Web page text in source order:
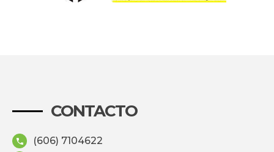
CONTACTO
(606) 7104622